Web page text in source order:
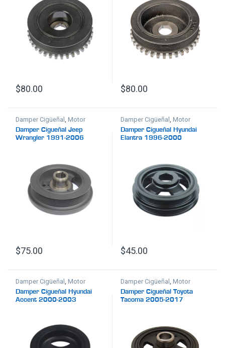
$80.00 $80.00
Damper Cigüeñal Motor
Damper Cigueñal Jeep
Wrangler 1991-2006
$75.00
Damper Cigüeñal Motor
Damper Cigueñal Hyundai
Elantra 1996-2000
$45.00
Damper Cigüeñal Motor
Damper Cigueñal Hyundai
Accent 2000-2003
Damper Cigüeñal Motor
Damper Cigueñal Toyota
Tacoma 2005-2017